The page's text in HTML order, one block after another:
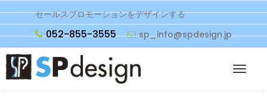
セールスプロモーションをデザインする
052-855-3555 sp_info@spdesign.jp